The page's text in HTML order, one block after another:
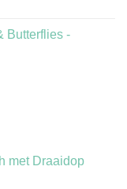
Butterflies -
met Draaidop